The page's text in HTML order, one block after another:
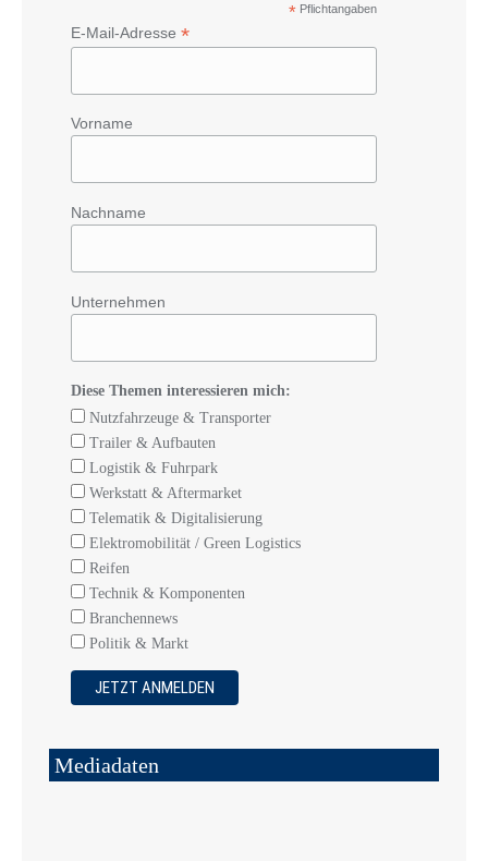
* Pflichtangaben
E-Mail-Adresse *
Vorname
Nachname
Unternehmen
Diese Themen interessieren mich:
Nutzfahrzeuge & Transporter
Trailer & Aufbauten
Logistik & Fuhrpark
Werkstatt & Aftermarket
Telematik & Digitalisierung
Elektromobilität / Green Logistics
Reifen
Technik & Komponenten
Branchennews
Politik & Markt
Mediadaten